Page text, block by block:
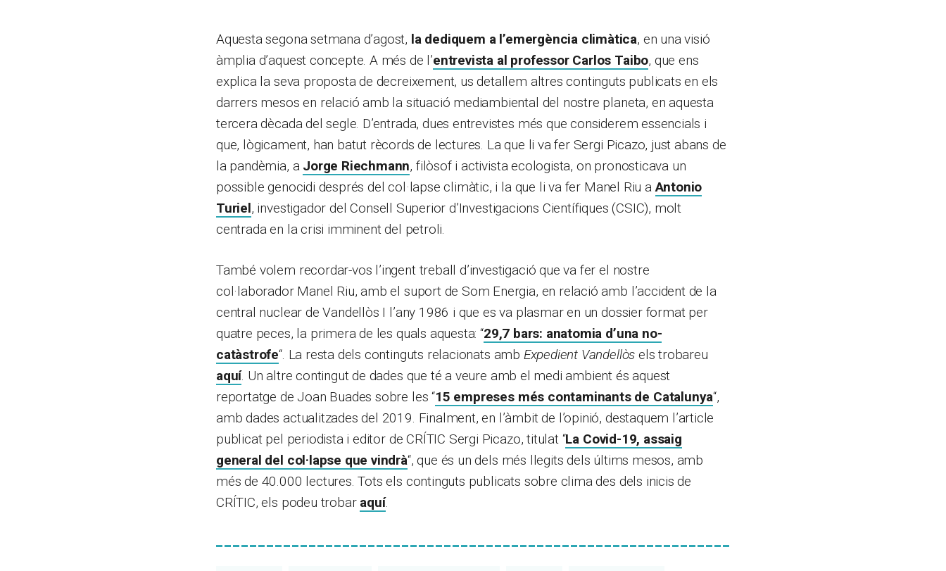
Aquesta segona setmana d’agost, la dediquem a l’emergència climàtica, en una visió
àmplia d’aquest concepte. A més de l’entrevista al professor Carlos Taibo, que ens
explica la seva proposta de decreixement, us detallem altres continguts publicats en els
darrers mesos en relació amb la situació mediambiental del nostre planeta, en aquesta
tercera dècada del segle. D’entrada, dues entrevistes més que considerem essencials i
que, lògicament, han batut rècords de lectures. La que li va fer Sergi Picazo, just abans de
la pandèmia, a Jorge Riechmann, filòsof i activista ecologista, on pronosticava un
possible genocidi després del col·lapse climàtic, i la que li va fer Manel Riu aAntonio
Turiel, investigador del Consell Superior d’Investigacions Científiques (CSIC), molt
centrada en la crisi imminent del petroli.
També volem recordar-vos l’ingent treball d’investigació que va fer el nostre
col·laborador Manel Riu, amb el suport de Som Energia, en relació amb l’accident de la
central nuclear de Vandellòs I l’any 1986 i que es va plasmar en un dossier format per
quatre peces, la primera de les quals aquesta: “29,7 bars: anatomia d’una no-
catàstrofe“. La resta dels continguts relacionats amb Expedient Vandellòs els trobareu
aquí. Un altre contingut de dades que té a veure amb el medi ambient és aquest
reportatge de Joan Buades sobre les “15 empreses més contaminants de Catalunya“,
amb dades actualitzades del 2019. Finalment, en l’àmbit de l’opinió, destaquem l’article
publicat pel periodista i editor de CRÍTIC Sergi Picazo, titulat “La Covid-19, assaig
general del col·lapse que vindrà“, que és un dels més llegits dels últims mesos, amb
més de 40.000 lectures. Tots els continguts publicats sobre clima des dels inicis de
CRÍTIC, els podeu trobar aquí.